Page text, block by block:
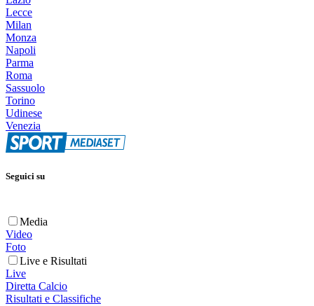
Lecce
Milan
Monza
Napoli
Parma
Roma
Sassuolo
Torino
Udinese
Venezia
Seguici su
Media
Video
Foto
Live e Risultati
Live
Diretta Calcio
Risultati e Classifiche